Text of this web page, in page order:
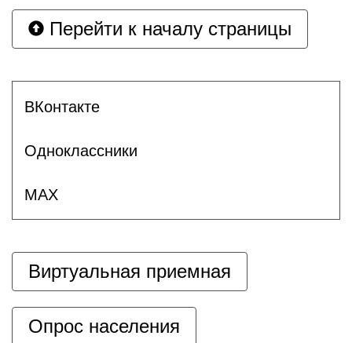
Перейти к началу страницы
ВКонтакте
Одноклассники
MAX
Виртуальная приемная
Опрос населения